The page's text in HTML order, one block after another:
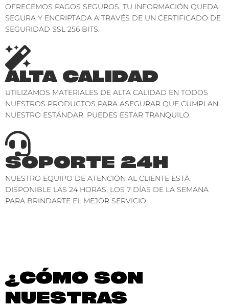
OFRECEMOS PAGOS SEGUROS. TU INFORMACIÓN QUEDA
SEGURA Y ENCRIPTADA A TRAVÉS DE UN CERTIFICADO DE
SEGURIDAD SSL 256 BITS.
ALTA CALIDAD
UTILIZAMOS MATERIALES DE ALTA CALIDAD EN TODOS
NUESTROS PRODUCTOS PARA ASEGURAR QUE CUMPLAN
NUESTRO ESTÁNDAR. PUEDES ESTAR TRANQUILO.
SOPORTE 24H
NUESTRO EQUIPO DE ATENCIÓN AL CLIENTE ESTÁ
DISPONIBLE LAS 24 HORAS, LOS 7 DÍAS DE LA SEMANA
PARA BRINDARTE EL MEJOR SERVICIO.
¿CÓMO SON
NUESTRAS